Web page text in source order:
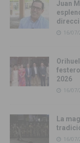
Juan
16/
2026
16/
La
16/